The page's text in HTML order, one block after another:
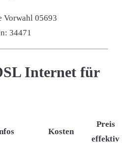
Vorwahl 05693
34471
Internet für
Kosten
Preis
effektiv